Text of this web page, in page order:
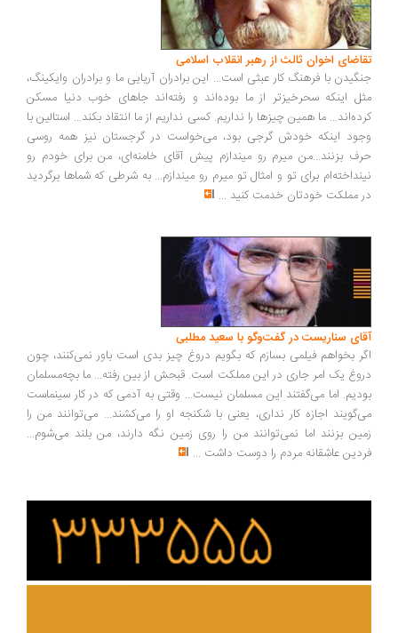
اخوان ثالث از رهبر انقلاب اسلامی
با فرهنگ کار عبثی است... این برادران آریایی ما و برادران وایکینگ،
اینکه سحرخیزتر از ما بوده‌اند و رفته‌اند جاهای خوب دنیا مسکن
ما همین چیزها را نداریم. کسی نداریم از ما انتقاد بکند... استالین با
اینکه خودش گرجی بود، می‌خواست در گرجستان نیز همه روسی
بزنند...من میرم رو میندازم پیش آقای خامنه‌ای، من برای خودم رو
برای تو و امثال تو میرم رو میندازم... به شرطی که شماها برگردید
مملکت خودتان خدمت کنید...
سناریست در گفت‌وگو با سعید مطلبی
بخواهم فیلمی بسازم که بگویم دروغ چیز بدی است باور نمی‌کنند، چون
یک امر جاری در این مملکت است. قبحش از بین رفته... ما بچه‌مسلمان
اما می‌گفتند این مسلمان نیست... وقتی به آدمی که در کار سینماست
اجازه کار نداری، یعنی با شکنجه او را می‌کشند... می‌توانند من را
بزنند اما نمی‌توانند من را روی زمین نگه دارند، من بلند می‌شوم...
عاشقانه مردم را دوست داشت ...